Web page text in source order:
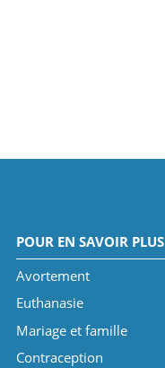
POUR EN SAVOIR PLUS
Avortement
Euthanasie
Mariage et famille
Contraception